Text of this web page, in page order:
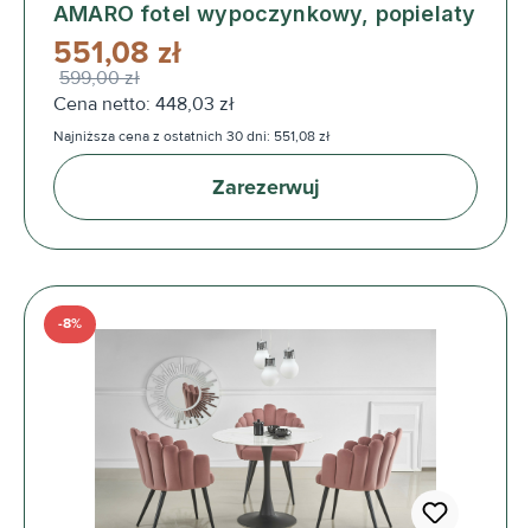
AMARO fotel wypoczynkowy, popielaty
551,08 zł
599,00 zł
Cena netto: 448,03 zł
Najniższa cena z ostatnich 30 dni: 551,08 zł
Zarezerwuj
-8%